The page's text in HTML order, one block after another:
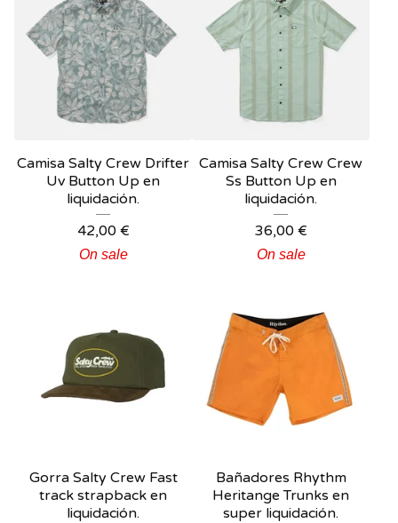
Camisa Salty Crew Drifter
Uv Button Up en
liquidación.
42,00 €
On sale
Camisa Salty Crew Crew
Ss Button Up en
liquidación.
36,00 €
On sale
Gorra Salty Crew Fast
track strapback en
liquidación.
Bañadores Rhythm
Heritange Trunks en
super liquidación.